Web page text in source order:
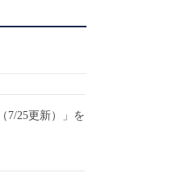
7/25更新）」を